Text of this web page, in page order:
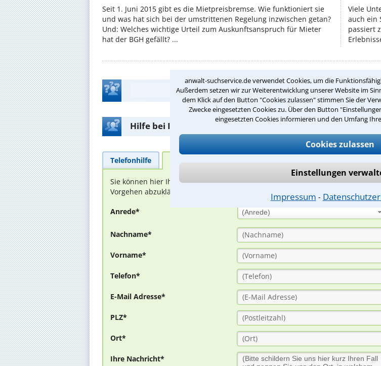
anwalt-suchservice.de verwendet Cookies, um die
Außerdem setzen wir zur Weiterentwicklung unserer Website im
dem Klick auf den Button "Cookies zulassen" stimmen Sie der
Zwecke eingesetzten Cookies zu. Über den Button
eingesetzten Cookies informieren und den Umfang
Cookies zulassen
Einstellungen
Impressum ⁃
Seit 1. Juni 2015 gibt es die Mietpreisbremse. Wie funktioniert sie
und was hat sich bei der umstrittenen Regelung inzwischen getan?
Und: Welches wichtige Urteil zum Auskunftsanspruch für Mieter
hat der BGH gefällt? ...
Viele
auch ein
passiert
Teste Dein
Hilfe bei Ihrer Anwaltsuche?
Telefonhilfe
Sie können hier Ihren Fall schildern. Anschließend werden sich spezialisierte
Vorgehen abzuklären. Die Rückmeldung durch einen Anwalt ist für Sie
Anrede* (Anrede)
Nachname*
Vorname*
Telefon*
E-Mail Adresse*
PLZ*
Ort*
Ihre Nachricht*